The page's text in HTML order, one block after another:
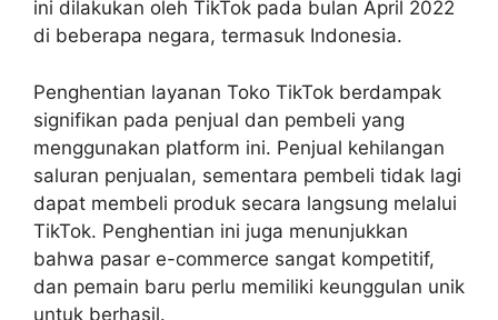
ini dilakukan oleh TikTok pada bulan April 2022
di beberapa negara, termasuk Indonesia.
Penghentian layanan Toko TikTok berdampak
signifikan pada penjual dan pembeli yang
menggunakan platform ini. Penjual kehilangan
saluran penjualan, sementara pembeli tidak lagi
dapat membeli produk secara langsung melalui
TikTok. Penghentian ini juga menunjukkan
bahwa pasar e-commerce sangat kompetitif,
dan pemain baru perlu memiliki keunggulan unik
untuk berhasil.